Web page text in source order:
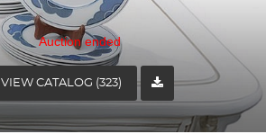
Auction ended
VIEW CATALOG (323)